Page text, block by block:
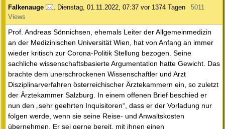
Falkenauge , Dienstag, 01.11.2022, 07:37 vor 1374 Tagen
5011
Views
Prof. Andreas Sönnichsen, ehemals Leiter der Allgemeinmedizin
an der Medizinischen Universität Wien, hat von Anfang an immer
wieder kritisch zur Corona-Politik Stellung bezogen. Seine
sachliche wissenschaftsbasierte Argumentation hatte Gewicht. Das
brachte dem unerschrockenen Wissenschaftler und Arzt
Disziplinarverfahren österreichischer Ärztekammern ein, so zuletzt
der Ärztekammer Salzburg. In einem offenen Brief beschied er
nun den „sehr geehrten Inquisitoren“, dass er der Vorladung nur
folgen werde, wenn sie seine Reise- und Anwaltskosten
übernehmen. Er sei gerne bereit, mit ihnen einen